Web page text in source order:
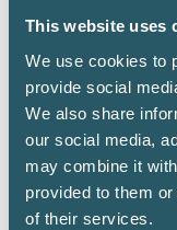
This website uses
We use cookies to
provide social
We also share
our social media,
may combine it
provided to them
of their services.
uppdrag på
vad som
företaget inte
särskilda
en tidigarelagd
skatteregeln
den eller inte.
behålla
det. Detta är